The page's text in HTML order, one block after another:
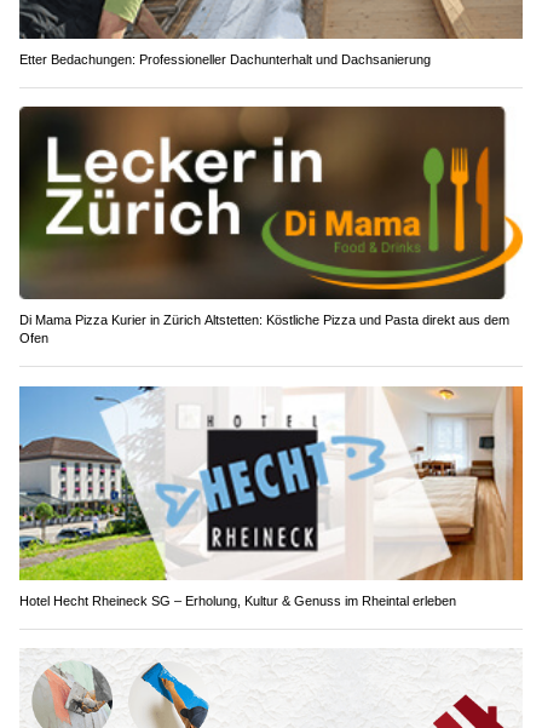
Etter Bedachungen: Professioneller Dachunterhalt und Dachsanierung
Di Mama Pizza Kurier in Zürich Altstetten: Köstliche Pizza und Pasta direkt aus dem
Ofen
Hotel Hecht Rheineck SG – Erholung, Kultur & Genuss im Rheintal erleben